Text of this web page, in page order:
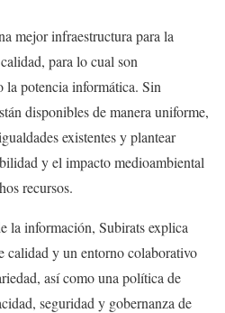
mejor infraestructura para la
para lo cual son
la potencia informática. Sin
disponibles de manera uniforme,
existentes y plantear
y el impacto medioambiental
recursos.
la información, Subirats explica
calidad y un entorno colaborativo
así como una política de
seguridad y gobernanza de